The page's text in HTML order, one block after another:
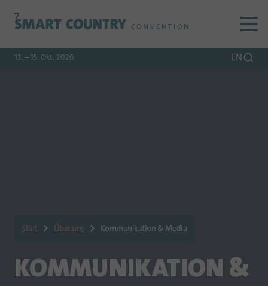
Zur
Zur
Zum
13. – 15. Okt. 2026 EN
Start Über uns Kommunikation & Media
KOMMUNIKATION &